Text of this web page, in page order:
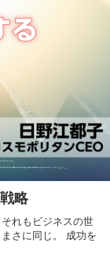
略
れもビジネスの世
さに同じ。 成功を